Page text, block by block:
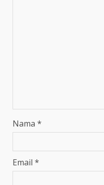
Nama *
Email *